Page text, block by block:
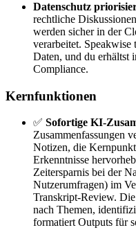
Datenschutz
rechtliche
werden sicher in der
verarbeitet.
Daten, und du erhältst
Compliance.
Kernfunktionen
✅ Sofortige KI-
Zusammenfassungen
Notizen, die
Erkenntnisse
Zeitersparnis bei der
Nutzerumfragen) im
Transkript-Review.
nach Themen,
formatiert Outputs für